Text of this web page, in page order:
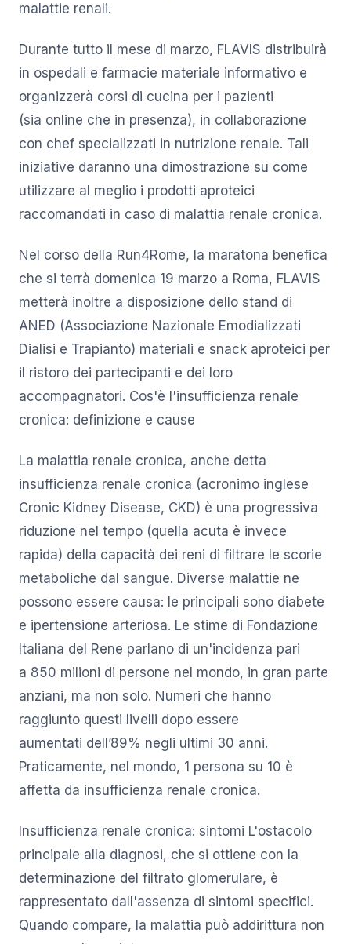
malattie renali.
Durante tutto il mese di marzo, FLAVIS distribuirà
in ospedali e farmacie materiale informativo e
organizzerà corsi di cucina per i pazienti
(sia online che in presenza), in collaborazione
con chef specializzati in nutrizione renale. Tali
iniziative daranno una dimostrazione su come
utilizzare al meglio i prodotti aproteici
raccomandati in caso di malattia renale cronica.
Nel corso della Run4Rome, la maratona benefica
che si terrà domenica 19 marzo a Roma, FLAVIS
metterà inoltre a disposizione dello stand di
ANED (Associazione Nazionale Emodializzati
Dialisi e Trapianto) materiali e snack aproteici per
il ristoro dei partecipanti e dei loro
accompagnatori. Cos'è l'insufficienza renale
cronica: definizione e cause
La malattia renale cronica, anche detta
insufficienza renale cronica (acronimo inglese
Cronic Kidney Disease, CKD) è una progressiva
riduzione nel tempo (quella acuta è invece
rapida) della capacità dei reni di filtrare le scorie
metaboliche dal sangue. Diverse malattie ne
possono essere causa: le principali sono diabete
e ipertensione arteriosa. Le stime di Fondazione
Italiana del Rene parlano di un'incidenza pari
a 850 milioni di persone nel mondo, in gran parte
anziani, ma non solo. Numeri che hanno
raggiunto questi livelli dopo essere
aumentati dell’89% negli ultimi 30 anni.
Praticamente, nel mondo, 1 persona su 10 è
affetta da insufficienza renale cronica.
Insufficienza renale cronica: sintomi L'ostacolo
principale alla diagnosi, che si ottiene con la
determinazione del filtrato glomerulare, è
rappresentato dall'assenza di sintomi specifici.
Quando compare, la malattia può addirittura non